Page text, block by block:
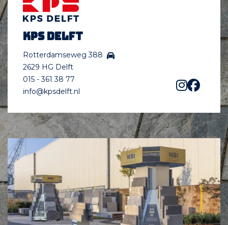
KPS Delft
Rotterdamseweg 388
2629 HG Delft
015 - 361 38 77
info@kpsdelft.nl